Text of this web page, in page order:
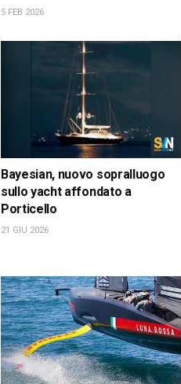
5 FEB 2026
Bayesian, nuovo sopralluogo
sullo yacht affondato a
Porticello
21 GIU 2026